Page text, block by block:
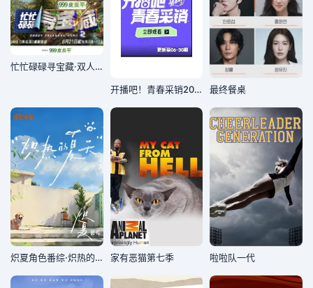
忙忙碌碌寻宝藏·双人成行季
开播吧！青春采销2026 最终餐桌
炽夏角色番综·炽热的夏天 家有恶猫第七季 啦啦队一代